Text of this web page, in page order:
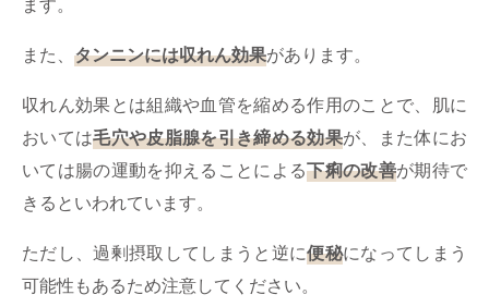
ます。
また、 タンニンには収れん効果があります。
収れん効果とは組織や血管を縮める作用のことで、肌に
おいては毛穴や皮脂腺を引き締める効果が、また体にお
いては腸の運動を抑えることによる下痢の改善が期待で
きるといわれています。
ただし、過剰摂取してしまうと逆に便秘になってしまう
可能性もあるため注意してください。